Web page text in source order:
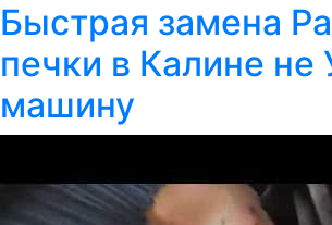
Быстрая замена
печки в Калине не
машину